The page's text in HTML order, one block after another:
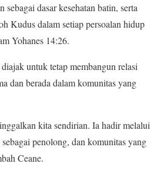
dasar kesehatan batin, serta
Kudus dalam setiap persoalan hidup
Yohanes 14:26.
untuk tetap membangun relasi
dan berada dalam komunitas yang
kita sendirian. Ia hadir melalui
penolong, dan komunitas yang
Ceane.